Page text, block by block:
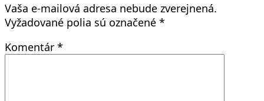
Vaša e-mailová adresa nebude zverejnená.
Vyžadované polia sú označené *
Komentár *